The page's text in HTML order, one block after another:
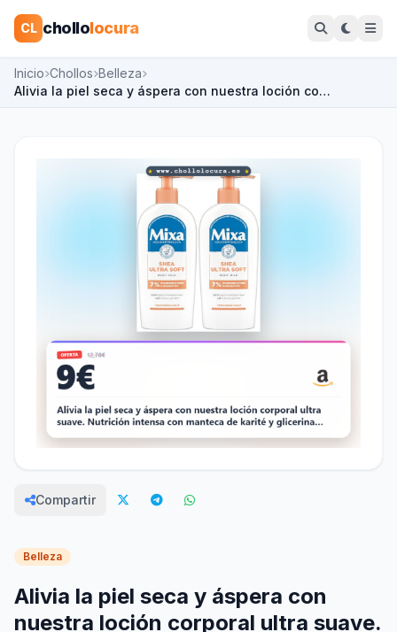
CL chollolocura
Inicio Chollos Belleza
Alivia la piel seca y áspera con nuestra loción co…
Compartir
Belleza
Alivia la piel seca y áspera con
nuestra loción corporal ultra suave.